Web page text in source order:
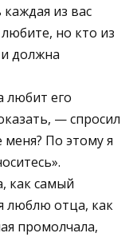
из вас
но кто из
должна
любит его
— спросил
По этому я
как самый
люблю отца, как
промолчала,